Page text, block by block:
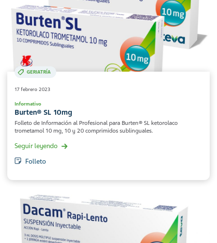
GERIATRÍA
17 febrero 2023
Informativo
Burten® SL 10mg
Folleto de Información al Profesional para Burten® SL ketorolaco
trometamol 10 mg, 10 y 20 comprimidos sublinguales.
Seguir leyendo
Folleto